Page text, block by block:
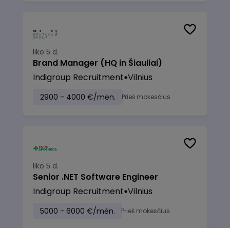
liko 5 d.
Brand Manager (HQ in Šiauliai)
Indigroup Recruitment Vilnius
2900 - 4000 €/mėn. Prieš mokesčius
liko 5 d.
Senior .NET Software Engineer
Indigroup Recruitment Vilnius
5000 - 6000 €/mėn. Prieš mokesčius